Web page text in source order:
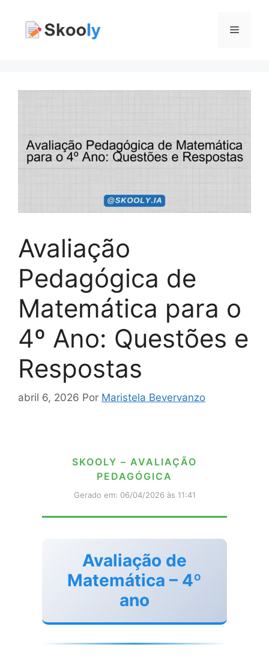
Menu
Avaliação
Pedagógica de
Matemática para o
4º Ano: Questões e
Respostas
abril 6, 2026 Por Maristela Bevervanzo
SKOOLY – AVALIAÇÃO
PEDAGÓGICA
Gerado em: 06/04/2026 às 11:41
Avaliação de
Matemática – 4º
ano